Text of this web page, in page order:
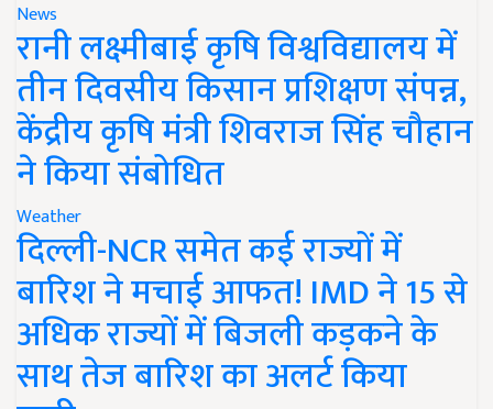
News
रानी लक्ष्मीबाई कृषि विश्वविद्यालय में
तीन दिवसीय किसान प्रशिक्षण संपन्न,
केंद्रीय कृषि मंत्री शिवराज सिंह चौहान
ने किया संबोधित
Weather
दिल्ली-NCR समेत कई राज्यों में
बारिश ने मचाई आफत! IMD ने 15 से
अधिक राज्यों में बिजली कड़कने के
साथ तेज बारिश का अलर्ट किया